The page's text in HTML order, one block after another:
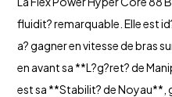
fluidit? remarquable. Elle est
a? gagner en vitesse de bras
en avant sa **L?g?ret? de
est sa **Stabilit? de Noyau**,